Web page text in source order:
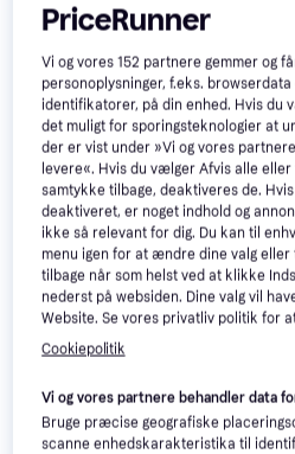
PriceRunner
Vi og vores152 partnere gemmer og
personoplysninger, f.eks.
identifikatorer, på din enhed. Hvis du
det muligt for sporingsteknologier at
der er vist under »Vi og vores
levere«. Hvis du vælger Afvis alle
samtykke tilbage, deaktiveres de.
deaktiveret, er noget indhold og
ikke så relevant for dig. Du kan til
menu igen for at ændre dine valg
tilbage når som helst ved at klikke
nederst på websiden. Dine valg vil
Website. Se vores privatliv politik for
Cookiepolitik
Vi og vores partnere behandler data
Bruge præcise geografiske
scanne enhedskarakteristika til